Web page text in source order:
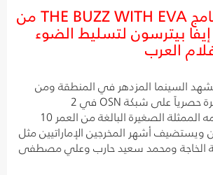
OSN تطلق برنامج THE BUZZ WITH EVA من
بيترسون لتسليط الضوء
العرب
السينما المزدهر في المنطقة ومن
المقرر عرضه لأول مرة حصرياً على شبكة OSN في 2
ديسمبرالبرنامج تقدمه الممثلة الصغيرة البالغة من العمر 10
ويستضيف أشهر المخرجين الإماراتيين مثل
الخاجة ومحمد سعيد حارب وعلي مصطفى